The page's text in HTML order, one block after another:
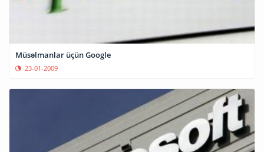
Müsəlmanlar üçün Google
23-01-2009